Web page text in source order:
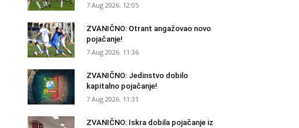
7 Aug 2026. 12:05
ZVANIČNO: Otrant angažovao novo
pojačanje!
7 Aug 2026. 11:36
ZVANIČNO: Jedinstvo dobilo
kapitalno pojačanje!
7 Aug 2026. 11:31
ZVANIČNO: Iskra dobila pojačanje iz